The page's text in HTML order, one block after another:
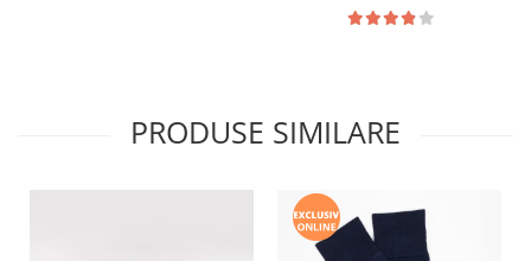
PRODUSE SIMILARE